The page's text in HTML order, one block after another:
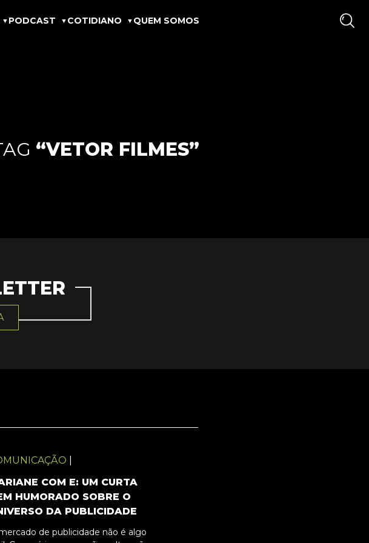
PODCAST COTIDIANO QUEM SOMOS
“VETOR FILMES”
COM E: UM CURTA
HUMORADO SOBRE O
DA PUBLICIDADE
de publicidade não é algo